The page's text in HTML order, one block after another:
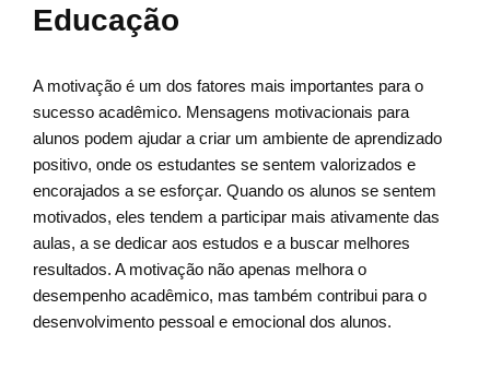
Educação
A motivação é um dos fatores mais importantes para o
sucesso acadêmico. Mensagens motivacionais para
alunos podem ajudar a criar um ambiente de aprendizado
positivo, onde os estudantes se sentem valorizados e
encorajados a se esforçar. Quando os alunos se sentem
motivados, eles tendem a participar mais ativamente das
aulas, a se dedicar aos estudos e a buscar melhores
resultados. A motivação não apenas melhora o
desempenho acadêmico, mas também contribui para o
desenvolvimento pessoal e emocional dos alunos.